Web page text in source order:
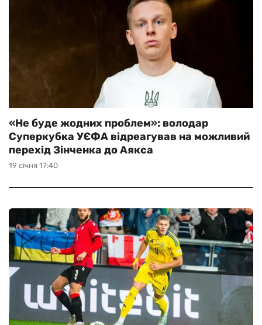
19 січня 17:40
«Не буде жодних проблем»: володар
Суперкубка УЄФА відреагував на можливий
перехід Зінченка до Аякса